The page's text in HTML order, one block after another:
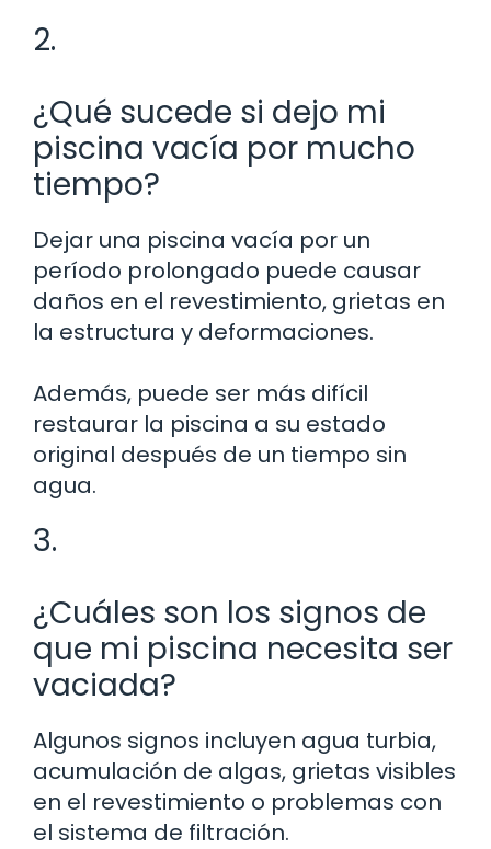
2.
¿Qué sucede si dejo mi
piscina vacía por mucho
tiempo?
Dejar una piscina vacía por un
período prolongado puede causar
daños en el revestimiento, grietas en
la estructura y deformaciones.
Además, puede ser más difícil
restaurar la piscina a su estado
original después de un tiempo sin
agua.
3.
¿Cuáles son los signos de
que mi piscina necesita ser
vaciada?
Algunos signos incluyen agua turbia,
acumulación de algas, grietas visibles
en el revestimiento o problemas con
el sistema de filtración.